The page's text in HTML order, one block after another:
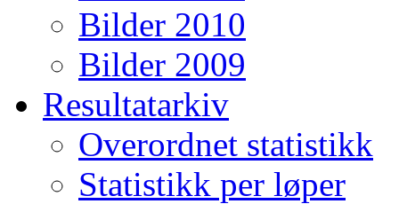
Bilder 2010
Bilder 2009
Resultatarkiv
Overordnet statistikk
Statistikk per løper